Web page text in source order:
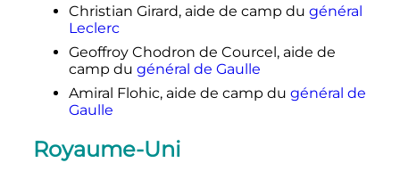
Christian Girard, aide de camp du général
Leclerc
Geoffroy Chodron de Courcel, aide de
camp du général de Gaulle
Amiral Flohic, aide de camp du général de
Gaulle
Royaume-Uni